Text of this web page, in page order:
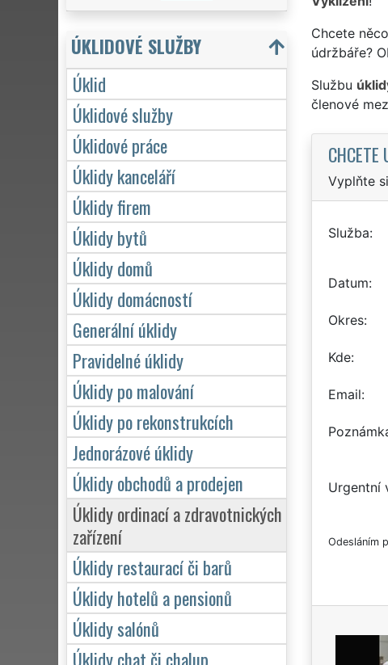
Chcete
údržbáře?
Službu
členové
Vyplňte
Služba
Datum
Okres
Kde
Email
Urgentní
Odesláním
ÚKLIDOVÉ SLUŽBY
Úklid
Úklidové služby
Úklidové práce
Úklidy kanceláří
Úklidy firem
Úklidy bytů
Úklidy domů
Úklidy domácností
Generální úklidy
Pravidelné úklidy
Úklidy po malování
Úklidy po rekonstrukcích
Jednorázové úklidy
Úklidy obchodů a prodejen
Úklidy ordinací a zdravotnických
zařízení
Úklidy restaurací či barů
Úklidy hotelů a pensionů
Úklidy salónů
Úklidy chat či chalup